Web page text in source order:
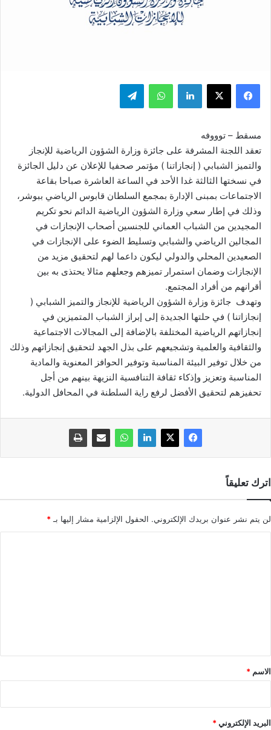
فيسبوك ‫X لينكدإن واتساب تيلقرام
مسقط – توووفه
تعقد اللجنة المشرفة على جائزة وزارة الشؤون الرياضية للإنجاز
والتميز الشبابي ( إنجازاتنا ) مؤتمر صحفيا للإعلان عن دليل الجائزة
في نسختها الثالثة غدا الأحد في الساعة العاشرة صباحا بقاعة
الاجتماعات بمبنى الإدارة بمجمع السلطان قابوس الرياضي ببوشر،
وذلك في إطار سعي وزارة الشؤون الرياضية الدائم نحو تكريم
المجيدين من الشباب العماني للجنسين أصحاب الإنجازات في
المجالين الرياضي والشبابي وتسليط الضوء على الإنجازات في
الصعيدين المحلي والدولي ليكون داعما لهم لتحقيق مزيد من
الإنجازات وضمان استمرار تميزهم وجعلهم مثالا يحتذى به بين
أقرانهم من أفراد المجتمع.
وتهدف جائزة وزارة الشؤون الرياضية للإنجاز والتميز الشبابي (
إنجازاتنا ) في حلتها الجديدة إلى إبراز الشباب المتميزين في
إنجازاتهم الرياضية المختلفة بالإضافة إلى المجالات الاجتماعية
والثقافية والعلمية وتشجيعهم على بذل الجهد لتحقيق إنجازاتهم وذلك
من خلال توفير البيئة المناسبة وتوفير الحوافز المعنوية والمادية
المناسبة وتعزيز وإذكاء ثقافة التنافسية النزيهة بينهم من أجل
تحفيزهم لتحقيق الأفضل لرفع راية السلطنة في المحافل الدولية.
اترك تعليقاً
لن يتم نشر عنوان بريدك الإلكتروني. الحقول الإلزامية مشار إليها بـ*
*
الاسم *
البريد الإلكتروني*